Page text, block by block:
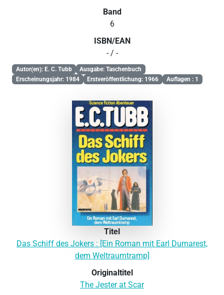
Band
6
ISBN/EAN
- / -
Autor(en): E. C. Tubb
Ausgabe: Taschenbuch
Erscheinungsjahr: 1984
Erstveröffentlichung: 1966 Auflagen : 1
Titel
Das Schiff des Jokers : [Ein Roman mit Earl Dumarest,
dem Weltraumtramp]
Originaltitel
The Jester at Scar